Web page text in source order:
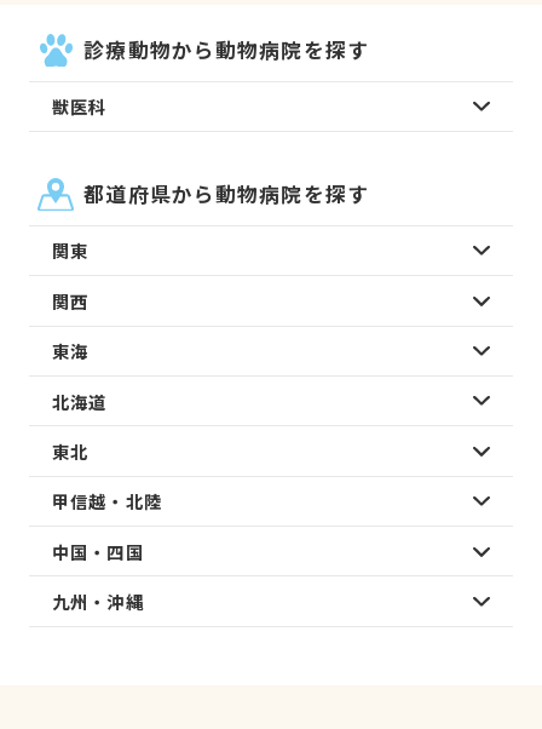
診療動物から動物病院を探す
獣医科
都道府県から動物病院を探す
関東
関西
東海
北海道
東北
甲信越・北陸
中国・四国
九州・沖縄